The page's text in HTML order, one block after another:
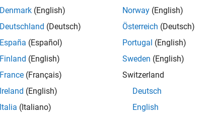
Denmark (English)
Deutschland (Deutsch)
España (Español)
Finland (English)
France (Français)
Ireland (English)
Italia (Italiano)
Norway (English)
Österreich (Deutsch)
Portugal (English)
Sweden (English)
Switzerland
Deutsch
English